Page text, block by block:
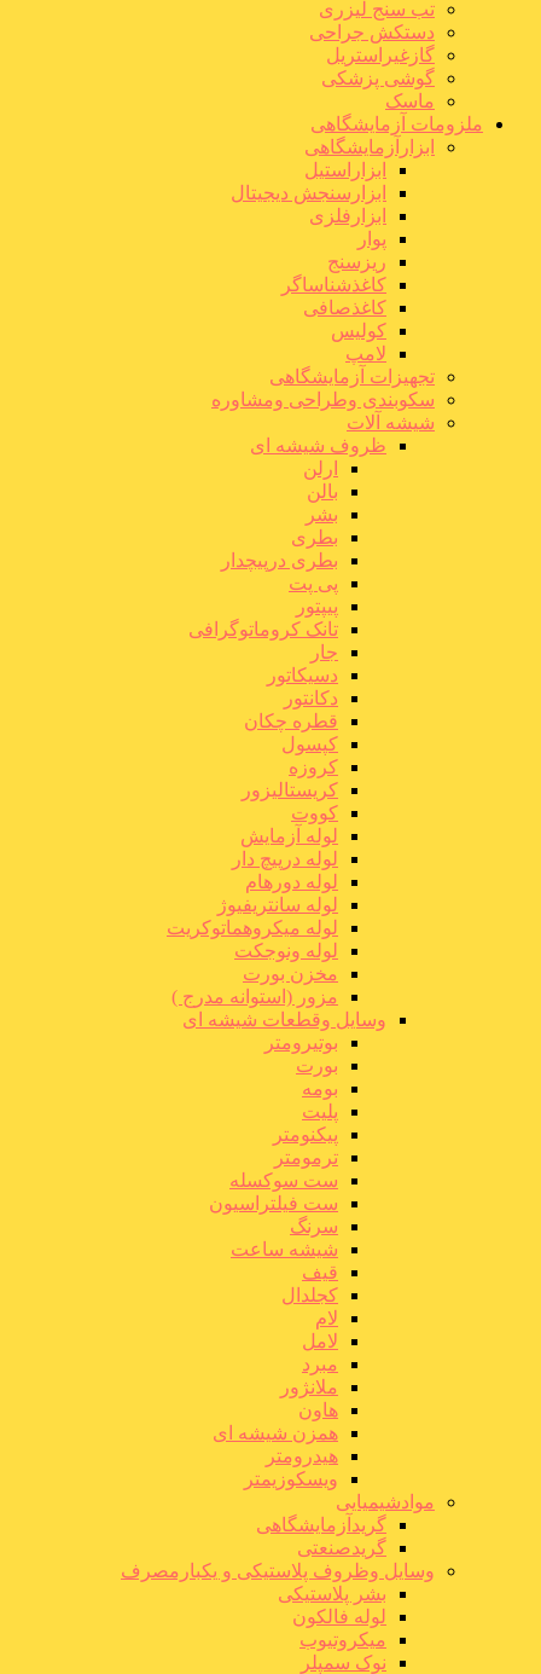
تب سنج لیزری
دستکش جراحی
گازغیراستریل
گوشی پزشکی
ماسک
ملزومات آزمایشگاهی
ابزارآزمایشگاهی
ابزاراستیل
ابزارسنجش دیجیتال
ابزارفلزی
پوار
ریزسنج
کاغذشناساگر
کاغذصافی
کولیس
لامپ
تجهیزات آزمایشگاهی
سکوبندی وطراحی ومشاوره
شیشه آلات
ظروف شیشه ای
ارلن
بالن
بشر
بطری
بطری درپیچدار
پی پت
پیپتور
تانک کروماتوگرافی
جار
دسیکاتور
دکانتور
قطره چکان
کپسول
کروزه
کریستالیزور
کووت
لوله آزمایش
لوله درپیچ دار
لوله دورهام
لوله سانتریفیوژ
لوله میکروهماتوکریت
لوله ونوجکت
مخزن بورت
مزور (استوانه مدرج )
وسایل وقطعات شیشه ای
بوتیرومتر
بورت
بومه
پلیت
پیکنومتر
ترمومتر
ست سوکسله
ست فیلتراسیون
سرنگ
شیشه ساعت
قیف
کجلدال
لام
لامل
مبرد
ملانژور
هاون
همزن شیشه ای
هیدرومتر
ویسکوزیمتر
موادشیمیایی
گریدآزمایشگاهی
گریدصنعتی
وسایل وظروف پلاستیکی و یکبارمصرف
بشر پلاستیکی
لوله فالکون
میکروتیوب
نوک سمپلر